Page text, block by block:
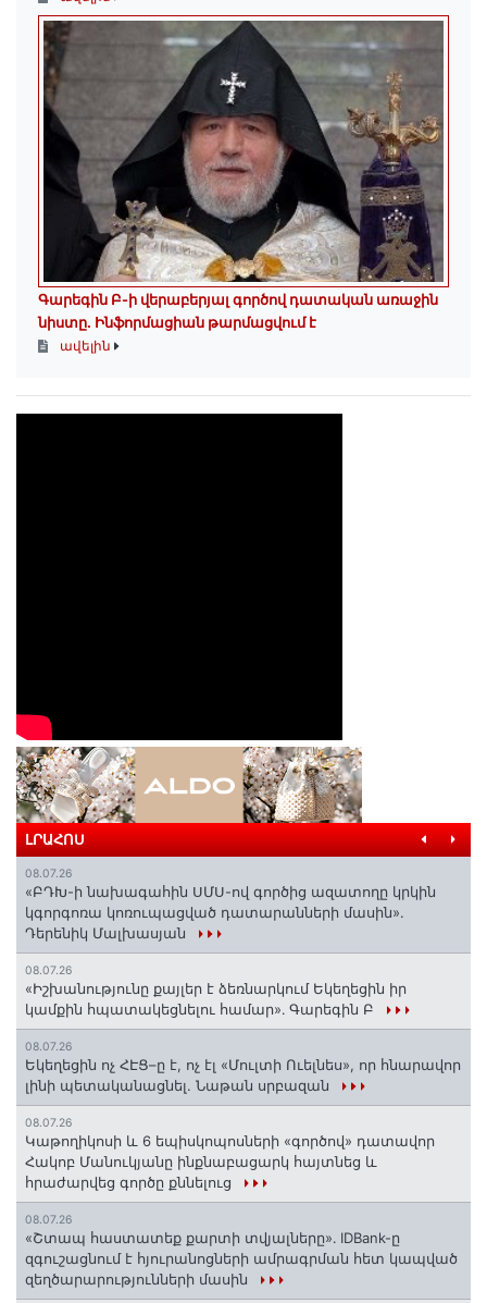
Գարեգին Բ-ի վերաբերյալ գործով դատական առաջին
նիստը․ Ինֆորմացիան թարմացվում է
ավելին
ԼՐԱՀՈՍ
08.07.26
«ԲԴԽ-ի նախագահին ՍՄՍ-ով գործից ազատողը կրկին
կգորգոռա կոռուպացված դատարանների մասին».
Դերենիկ Մալխասյան
08.07.26
«Իշխանությունը քայլեր է ձեռնարկում Եկեղեցին իր
կամքին հպատակեցնելու համար»․ Գարեգին Բ
08.07.26
Եկեղեցին ոչ ՀԷՑ–ը է, ոչ էլ «Մուլտի Ուելնես», որ հնարավոր
լինի պետականացնել. Նաթան սրբազան
08.07.26
️Կաթողիկոսի և 6 եպիսկոպոսների «գործով» դատավոր
Հակոբ Մանուկյանը ինքնաբացարկ հայտնեց և
հրաժարվեց գործը քննելուց
08.07.26
«Շտապ հաստատեք քարտի տվյալները»․ IDBank-ը
զգուշացնում է հյուրանոցների ամրագրման հետ կապված
զեղծարարությունների մասին